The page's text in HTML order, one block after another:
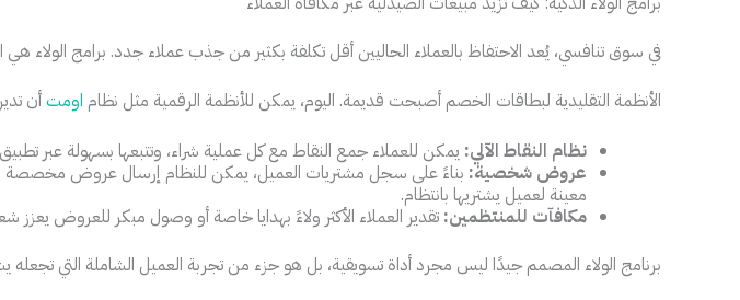
في سوق تنافسي، يُعد الاحتفاظ بالعملاء الحاليين أقل تكلفة بكثير من جذب عملاء جدد. برامج الولاء
الأنظمة التقليدية لبطاقات الخصم أصبحت قديمة. اليوم، يمكن للأنظمة الرقمية مثل نظام اومت أن
نظام النقاط الآلي: يمكن للعملاء جمع النقاط مع كل عملية شراء، وتتبعها بسهولة عبر
عروض شخصية: بناءً على سجل مشتريات العميل، يمكن للنظام إرسال عروض مخصصة
معينة لعميل يشتريها بانتظام.
مكافآت للمنتظمين: تقدير العملاء الأكثر ولاءً بهدايا خاصة أو وصول مبكر للعروض
برنامج الولاء المصمم جيدًا ليس مجرد أداة تسويقية، بل هو جزء من تجربة العميل الشاملة التي تجعله